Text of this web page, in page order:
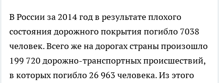
В России за 2014 год в результате плохого
состояния дорожного покрытия погибло 7038
человек. Всего же на дорогах страны произошло
199 720 дорожно-транспортных происшествий,
в которых погибло 26 963 человека. Из этого